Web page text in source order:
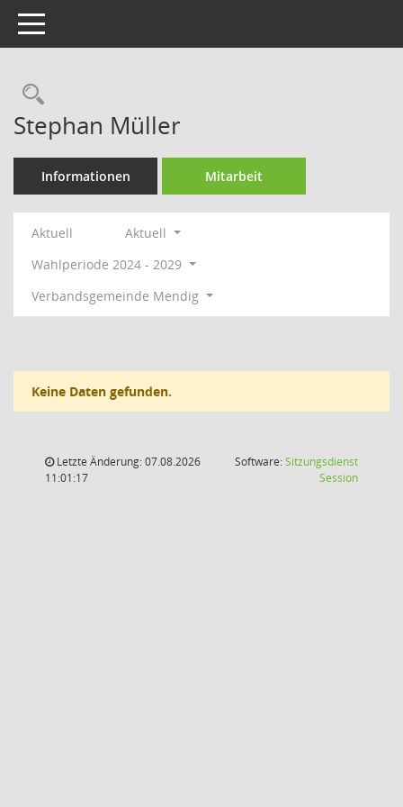
Toggle navigation
Rechercheauswahl
Stephan Müller
Informationen Mitarbeit
Aktuell
Aktuell
Wahlperiode 2024 - 2029
Verbandsgemeinde Mendig
Keine Daten gefunden.
Letzte Änderung: 07.08.2026
11:01:17
Software:Sitzungsdienst
Session(Wird in